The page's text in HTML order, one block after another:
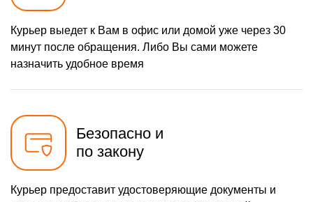
Курьер выедет к Вам в офис или домой уже через 30
минут после обращения. Либо Вы сами можете
назначить удобное время
Безопасно и
по закону
Курьер предоставит удостоверяющие документы и